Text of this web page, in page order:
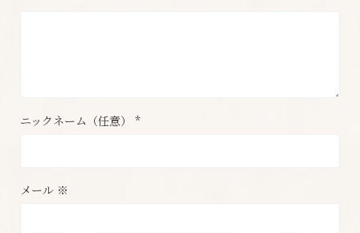
ニックネーム（任意） *
メール ※